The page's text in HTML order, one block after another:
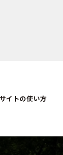
イトの使い方